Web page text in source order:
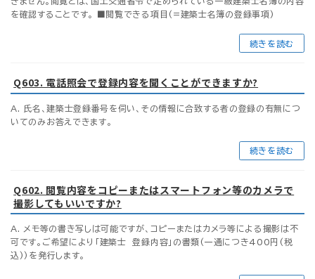
を確認することです。 ■閲覧できる項目(=建築士名簿の登録事項)
続きを読む
Q603. 電話照会で登録内容を聞くことができますか?
A. 氏名、建築士登録番号を伺い、その情報に合致する者の登録の有無につ
いてのみお答えできます。
続きを読む
Q602. 閲覧内容をコピーまたはスマートフォン等のカメラで
撮影してもいいですか?
A. メモ等の書き写しは可能ですが、コピーまたはカメラ等による撮影は不
可です。ご希望により「建築士 登録内容」の書類(一通につき400円(税
込))を発行します。